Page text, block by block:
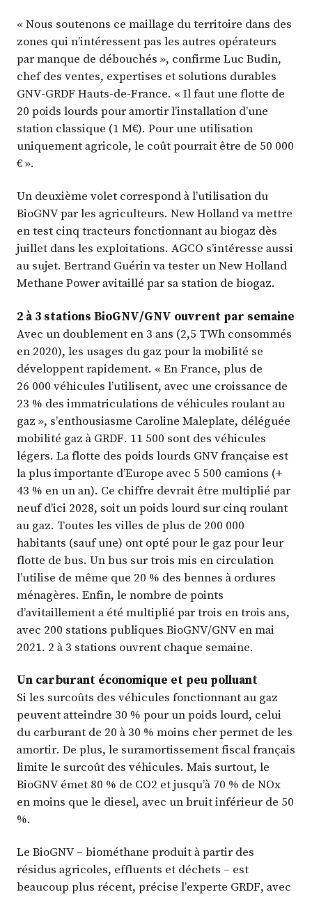
« Nous soutenons ce maillage du territoire dans des
zones qui n’intéressent pas les autres opérateurs
par manque de débouchés », confirme Luc Budin,
chef des ventes, expertises et solutions durables
GNV-GRDF Hauts-de-France. « Il faut une flotte de
20 poids lourds pour amortir l’installation d’une
station classique (1 M€). Pour une utilisation
uniquement agricole, le coût pourrait être de 50 000
€ ».
Un deuxième volet correspond à l’utilisation du
BioGNV par les agriculteurs. New Holland va mettre
en test cinq tracteurs fonctionnant au biogaz dès
juillet dans les exploitations. AGCO s’intéresse aussi
au sujet. Bertrand Guérin va tester un New Holland
Methane Power avitaillé par sa station de biogaz.
2 à 3 stations BioGNV/GNV ouvrent par semaine
Avec un doublement en 3 ans (2,5 TWh consommés
en 2020), les usages du gaz pour la mobilité se
développent rapidement. « En France, plus de
26 000 véhicules l’utilisent, avec une croissance de
23 % des immatriculations de véhicules roulant au
gaz », s’enthousiasme Caroline Maleplate, déléguée
mobilité gaz à GRDF. 11 500 sont des véhicules
légers. La flotte des poids lourds GNV française est
la plus importante d’Europe avec 5 500 camions (+
43 % en un an). Ce chiffre devrait être multiplié par
neuf d’ici 2028, soit un poids lourd sur cinq roulant
au gaz. Toutes les villes de plus de 200 000
habitants (sauf une) ont opté pour le gaz pour leur
flotte de bus. Un bus sur trois mis en circulation
l’utilise de même que 20 % des bennes à ordures
ménagères. Enfin, le nombre de points
d’avitaillement a été multiplié par trois en trois ans,
avec 200 stations publiques BioGNV/GNV en mai
2021. 2 à 3 stations ouvrent chaque semaine.
Un carburant économique et peu polluant
Si les surcoûts des véhicules fonctionnant au gaz
peuvent atteindre 30 % pour un poids lourd, celui
du carburant de 20 à 30 % moins cher permet de les
amortir. De plus, le suramortissement fiscal français
limite le surcoût des véhicules. Mais surtout, le
BioGNV émet 80 % de CO2 et jusqu’à 70 % de NOx
en moins que le diesel, avec un bruit inférieur de 50
%.
Le BioGNV – biométhane produit à partir des
résidus agricoles, effluents et déchets – est
beaucoup plus récent, précise l’experte GRDF, avec